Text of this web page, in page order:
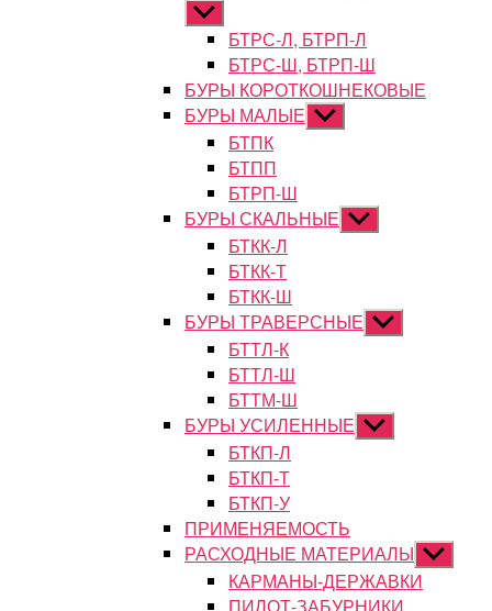
Показывать
подменюБТРС-Л, БТРП-Л
БТРС-Ш, БТРП-Ш
БУРЫ КОРОТКОШНЕКОВЫЕ
БУРЫ МАЛЫЕ Показывать
подменю
БТПК
БТПП
БТРП-Ш
БУРЫ СКАЛЬНЫЕ Показывать
подменю
БТКК-Л
БТКК-Т
БТКК-Ш
БУРЫ ТРАВЕРСНЫЕ Показывать
подменю
БТТЛ-К
БТТЛ-Ш
БТТМ-Ш
БУРЫ УСИЛЕННЫЕ Показывать
подменю
БТКП-Л
БТКП-Т
БТКП-У
ПРИМЕНЯЕМОСТЬ
РАСХОДНЫЕ МАТЕРИАЛЫ
подменю
КАРМАНЫ-ДЕРЖАВКИ